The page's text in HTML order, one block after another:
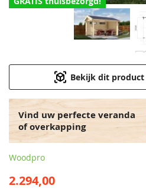
Bekijk dit
Vind uw perfecte veranda
of overkapping
Woodpro
2.294,00